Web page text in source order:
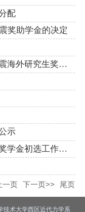
配
奖助学金的决定
关于评选2025年蒋震奖助学金及蒋震海外研究生奖学金的通知
示
关于做好2025年度中国科学院院长奖学金初选工作的通知
一页 下一页>> 尾页
技术大学西区近代力学系